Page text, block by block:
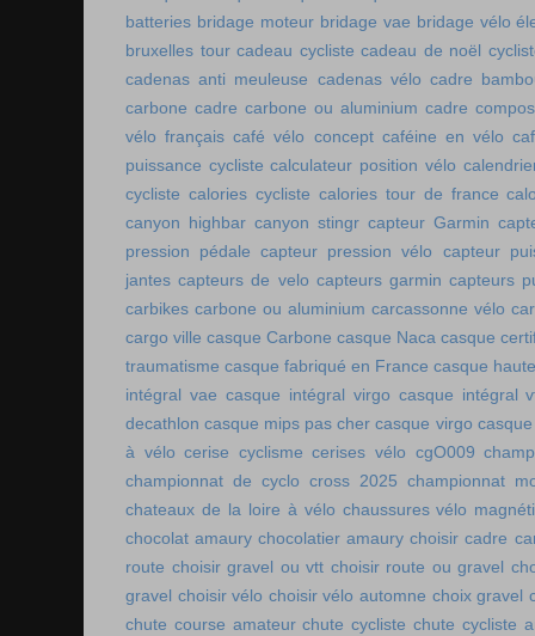
batteries bridage moteur bridage vae bridage vélo
bruxelles tour cadeau cycliste cadeau de noël
cadenas anti meuleuse cadenas vélo cadre
carbone cadre carbone ou aluminium cadre
vélo français café vélo concept caféine en vélo
puissance cycliste calculateur position vélo
cycliste calories cycliste calories tour de france
canyon highbar canyon stingr capteur Garmin
pression pédale capteur pression vélo
capteur
jantes capteurs de velo capteurs garmin capteurs
carbikes carbone ou aluminium carcassonne vélo
cargo ville casque Carbone casque Naca casque
traumatisme casque fabriqué en France casque
intégral vae casque intégral virgo casque intégral
decathlon casque mips pas cher casque virgo
à vélo cerise cyclisme cerises vélo cgO009
championnat de cyclo cross 2025 championnat
chateaux de la loire à vélo chaussures vélo
chocolat amaury chocolatier amaury choisir cadre
route choisir gravel ou vtt choisir route ou gravel
gravel choisir vélo choisir vélo automne choix gravel
chute course amateur chute cycliste chute cycliste